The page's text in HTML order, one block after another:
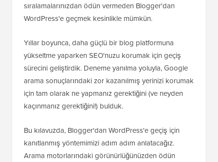
sıralamalarınızdan ödün vermeden Blogger'dan
WordPress'e geçmek kesinlikle mümkün.
Yıllar boyunca, daha güçlü bir blog platformuna
yükseltme yaparken SEO'nuzu korumak için geçiş
sürecini geliştirdik. Deneme yanılma yoluyla, Google
arama sonuçlarındaki zor kazanılmış yerinizi korumak
için tam olarak ne yapmanız gerektiğini (ve neyden
kaçınmanız gerektiğini!) bulduk.
Bu kılavuzda, Blogger'dan WordPress'e geçiş için
kanıtlanmış yöntemimizi adım adım anlatacağız.
Arama motorlarındaki görünürlüğünüzden ödün